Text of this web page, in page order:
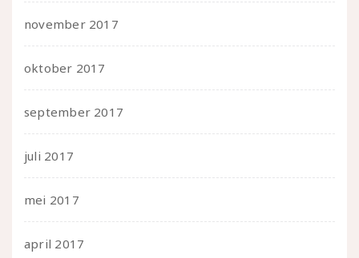
november 2017
oktober 2017
september 2017
juli 2017
mei 2017
april 2017